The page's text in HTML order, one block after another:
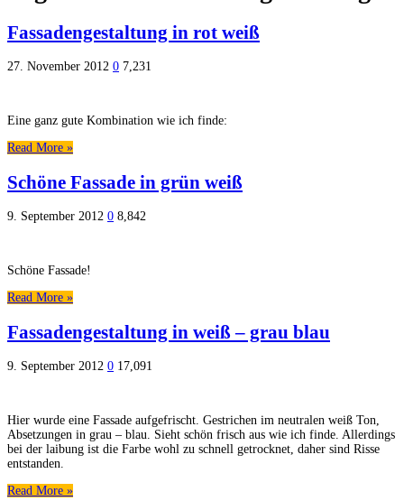
Fassadengestaltung in rot weiß
27. November 2012 0 7,231
Eine ganz gute Kombination wie ich finde:
Read More »
Schöne Fassade in grün weiß
9. September 2012 0 8,842
Schöne Fassade!
Read More »
Fassadengestaltung in weiß – grau blau
9. September 2012 0 17,091
Hier wurde eine Fassade aufgefrischt. Gestrichen im neutralen weiß Ton,
Absetzungen in grau – blau. Sieht schön frisch aus wie ich finde. Allerdings
bei der laibung ist die Farbe wohl zu schnell getrocknet, daher sind Risse
entstanden.
Read More »